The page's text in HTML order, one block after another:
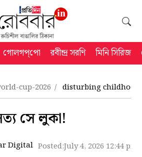
গোলগপ্‌পো রবীন্দ্র সরণি মিনি সিরিজ
cup-2026 disturbing
সে লুকা!
Digital Posted:July 4, 2026 12:44 pm